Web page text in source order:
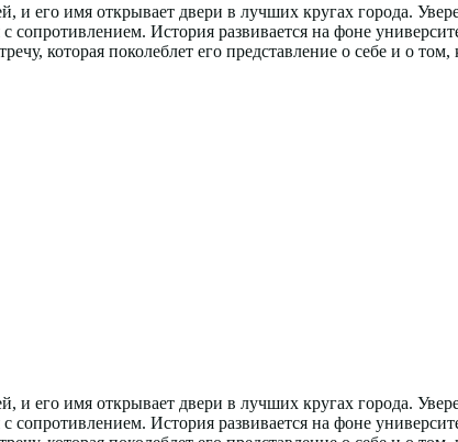
и его имя открывает двери в лучших кругах города.
сопротивлением. История развивается на фоне
которая поколеблет его представление о себе и о том,
и его имя открывает двери в лучших кругах города.
сопротивлением. История развивается на фоне